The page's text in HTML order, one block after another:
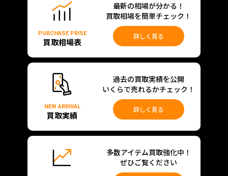
PURCHASE PRISE
買取相場表
最新の相場が分かる！
買取相場を簡単チェック！
詳しく見る
NEW ARRIVAL
買取実績
過去の買取実績を公開
いくらで売れるかチェック！
詳しく見る
多数アイテム買取強化中！
ぜひご覧ください